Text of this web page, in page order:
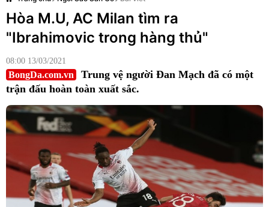
Hòa M.U, AC Milan tìm ra
"Ibrahimovic trong hàng thủ"
08:00 13/03/2021
BongDa.com.vn
Trung vệ người Đan Mạch đã có một
trận đấu hoàn toàn xuất sắc.